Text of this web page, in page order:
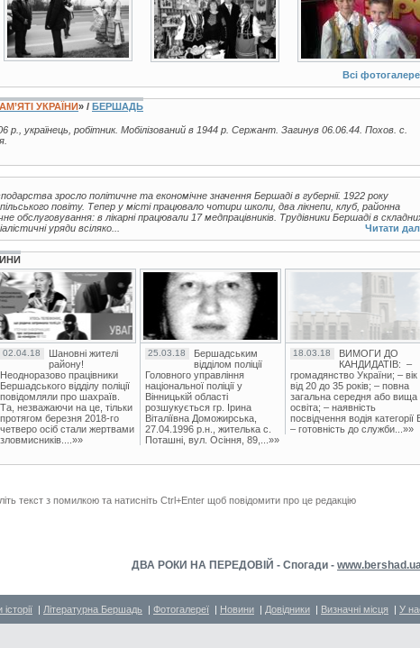
Всі
УКРАЇНИ» / БЕРШАДЬ
р., українець, робітник. Мобілізований в 1944 р. Сержант. Загинув 06.06.44. Похов. с.
зросло політичне та економічне значення Бершаді в губернії. 1922 року
повіту. Тепер у місті працювало чотири школи, два лікнепи, клуб, районна
обслуговування: в лікарні працювали 17 медпрацівників. Трудівники Бершаді в
уряди всіляко...
Читати
02.04.18
Шановні жителі
району!
Неодноразово працівники
Бершадського відділу поліції
повідомляли про шахраїв.
Та, незважаючи на це, тільки
протягом березня 2018-го
четверо осіб стали жертвами
зловмисників....»»
25.03.18
Бершадським
відділом поліції
Головного управління
національної поліції у
Вінницькій області
розшукується гр. Ірина
Віталіївна Доможирська,
27.04.1996 р.н., жителька с.
Поташні, вул. Осіння, 89,...»»
18.03.18
ВИМОГИ ДО
КАНДИДАТІВ: –
громадянство України; – вік
від 20 до 35 років; – повна
загальна середня або вища
освіта; – наявність
посвідчення водія категорії
– готовність до служби...»»
текст з помилкою та натисніть Ctrl+Enter щоб повідомити про це редакцію
ДВА РОКИ НА ПЕРЕДОВІЙ - Спогади - www.bershad.ua
| Літературна Бершадь | Фотогалереї | Новини | Довідники | Визначні місця | У